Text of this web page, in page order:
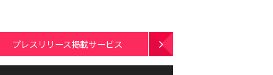
プレスリリース掲載サービス